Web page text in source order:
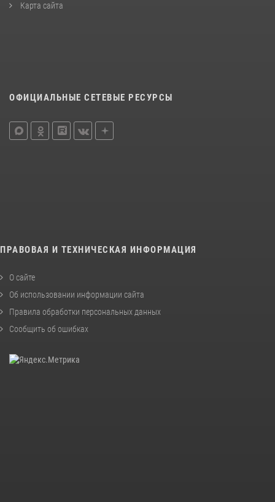
Карта сайта
ОФИЦИАЛЬНЫЕ СЕТЕВЫЕ РЕСУРСЫ
ПРАВОВАЯ И ТЕХНИЧЕСКАЯ ИНФОРМАЦИЯ
О сайте
Об использовании информации сайта
Правила обработки персональных данных
Сообщить об ошибках